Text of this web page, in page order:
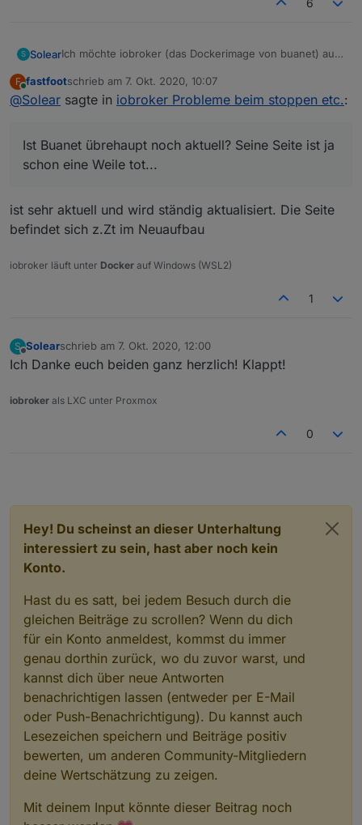
6
S SolearIch möchte iobroker (das Dockerimage von buanet) auf
Stoppe ich dort jedoch iobroker mit "pkill io", stoppt der
unraid vnc /das terminal) ebenfalls und ich kann kein
Was nun? Wie komme ich da ran? Mit Putty komme ich
ja auch nicht rein mangels Logindaten.
F
Online
fastfootschrieb am 7. Okt. 2020, 10:07
zuletzt editiert von
@Solear sagte in iobroker Probleme beim stoppen etc.:
Ist Buanet übrehaupt noch aktuell? Seine Seite ist ja
schon eine Weile tot...
ist sehr aktuell und wird ständig aktualisiert. Die Seite
befindet sich z.Zt im Neuaufbau
iobroker läuft unter Docker auf Windows (WSL2)
1
S
Offline
Solearschrieb am 7. Okt. 2020, 12:00
zuletzt editiert von
Ich Danke euch beiden ganz herzlich! Klappt!
iobroker als LXC unter Proxmox
0
Hey! Du scheinst an dieser Unterhaltung
interessiert zu sein, hast aber noch kein
Konto.
Hast du es satt, bei jedem Besuch durch die
gleichen Beiträge zu scrollen? Wenn du dich
für ein Konto anmeldest, kommst du immer
genau dorthin zurück, wo du zuvor warst, und
kannst dich über neue Antworten
benachrichtigen lassen (entweder per E-Mail
oder Push-Benachrichtigung). Du kannst auch
Lesezeichen speichern und Beiträge positiv
bewerten, um anderen Community-Mitgliedern
deine Wertschätzung zu zeigen.
Mit deinem Input könnte dieser Beitrag noch